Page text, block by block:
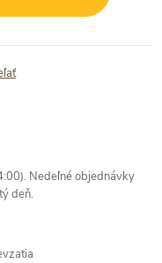
Nedeľné objednávky
deň.